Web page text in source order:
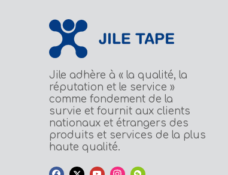
Jile adhère à « la qualité, la
réputation et le service »
comme fondement de la
survie et fournit aux clients
nationaux et étrangers des
produits et services de la plus
haute qualité.